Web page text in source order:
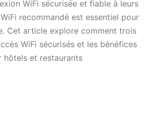
WiFi sécurisée et fiable à leurs
recommandé est essentiel pour
Cet article explore comment trois
WiFi sécurisés et les bénéfices
hôtels et restaurants